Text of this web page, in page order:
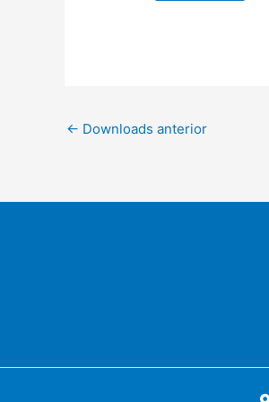
← Downloads anterior